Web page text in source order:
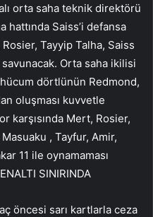
orta saha teknik direktörü
hattında Saiss’i defansa
Tayyip Talha, Saiss
Orta saha ikilisi
dörtlünün Redmond,
oluşması kuvvetle
karşısında Mert, Rosier,
, Tayfur, Amir,
11 ile oynamaması
SINIRINDA
öncesi sarı kartlarla ceza